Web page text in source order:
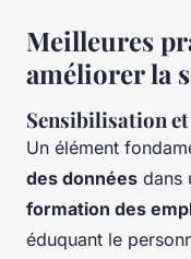
Meilleures
améliorer la
Sensibilisation
Un élément
des données dans
formation des
éduquant le